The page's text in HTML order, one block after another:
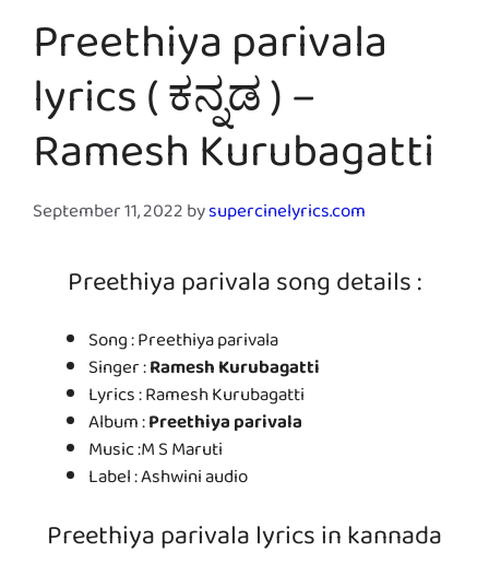
Preethiya parivala
lyrics ( ಕನ್ನಡ ) –
Ramesh Kurubagatti
September 11, 2022bysupercinelyrics.com
Preethiya parivala song details :
Song : Preethiya parivala
Singer :Ramesh Kurubagatti
Lyrics : Ramesh Kurubagatti
Album :Preethiya parivala
Music :M S Maruti
Label : Ashwini audio
Preethiya parivala lyrics in kannada